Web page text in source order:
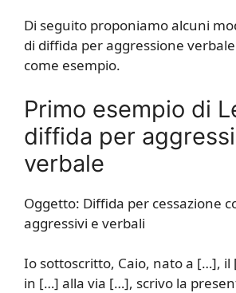
Di seguito proponiamo alcuni
di diffida per aggressione
come esempio.
Primo esempio di
diffida per
verbale
Oggetto: Diffida per cessazione
aggressivi e verbali
Io sottoscritto, Caio, nato a […],
in […] alla via […], scrivo la